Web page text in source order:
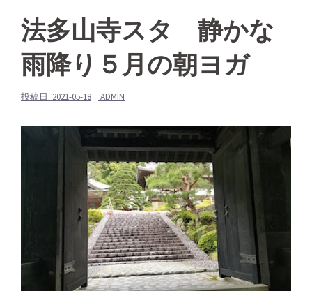
法多山寺スタ 静かな
雨降り５月の朝ヨガ
投稿日: 2021-05-18 ADMIN